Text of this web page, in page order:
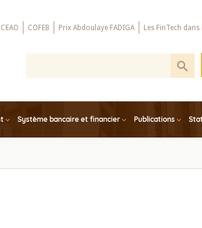
COFEB Prix Abdoulaye FADIGA Les FinTech dans
Système bancaire et financier Publications